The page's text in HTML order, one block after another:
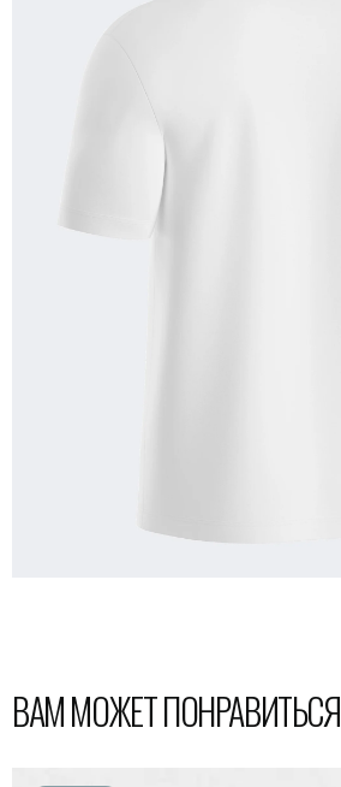
ВАМ МОЖЕТ ПОНРАВИТЬСЯ